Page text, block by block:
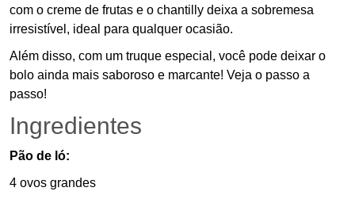
com o creme de frutas e o chantilly deixa a sobremesa
irresistível, ideal para qualquer ocasião.
Além disso, com um truque especial, você pode deixar o
bolo ainda mais saboroso e marcante! Veja o passo a
passo!
Ingredientes
Pão de ló:
4 ovos grandes